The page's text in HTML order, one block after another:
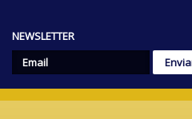
NEWSLETTER